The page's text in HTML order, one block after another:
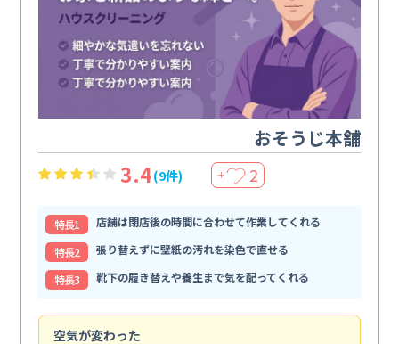
おそうじ本舗
3.4(9件) ＋ 2
特⻑1
店舗は閉店後の時間に合わせて作業してくれる
特⻑2
張り替えずに壁紙の汚れを染色で直せる
特⻑3
靴下の履き替えや養生まで気を配ってくれる
空気が変わった